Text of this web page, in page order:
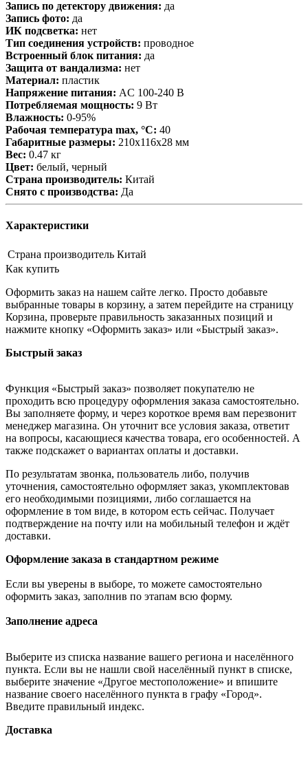
Запись по детектору движения: да
Запись фото: да
ИК подсветка: нет
Тип соединения устройств: проводное
Встроенный блок питания: да
Защита от вандализма: нет
Материал: пластик
Напряжение питания: AC 100-240 В
Потребляемая мощность: 9 Вт
Влажность: 0-95%
Рабочая температура max, °С: 40
Габаритные размеры: 210х116х28 мм
Вес: 0.47 кг
Цвет: белый, черный
Страна производитель: Китай
Снято с производства: Да
Характеристики
Страна производитель Китай
Как купить
Оформить заказ на нашем сайте легко. Просто добавьте
выбранные товары в корзину, а затем перейдите на страницу
Корзина, проверьте правильность заказанных позиций и
нажмите кнопку «Оформить заказ» или «Быстрый заказ».
Быстрый заказ
Функция «Быстрый заказ» позволяет покупателю не
проходить всю процедуру оформления заказа самостоятельно.
Вы заполняете форму, и через короткое время вам перезвонит
менеджер магазина. Он уточнит все условия заказа, ответит
на вопросы, касающиеся качества товара, его особенностей. А
также подскажет о вариантах оплаты и доставки.
По результатам звонка, пользователь либо, получив
уточнения, самостоятельно оформляет заказ, укомплектовав
его необходимыми позициями, либо соглашается на
оформление в том виде, в котором есть сейчас. Получает
подтверждение на почту или на мобильный телефон и ждёт
доставки.
Оформление заказа в стандартном режиме
Если вы уверены в выборе, то можете самостоятельно
оформить заказ, заполнив по этапам всю форму.
Заполнение адреса
Выберите из списка название вашего региона и населённого
пункта. Если вы не нашли свой населённый пункт в списке,
выберите значение «Другое местоположение» и впишите
название своего населённого пункта в графу «Город».
Введите правильный индекс.
Доставка